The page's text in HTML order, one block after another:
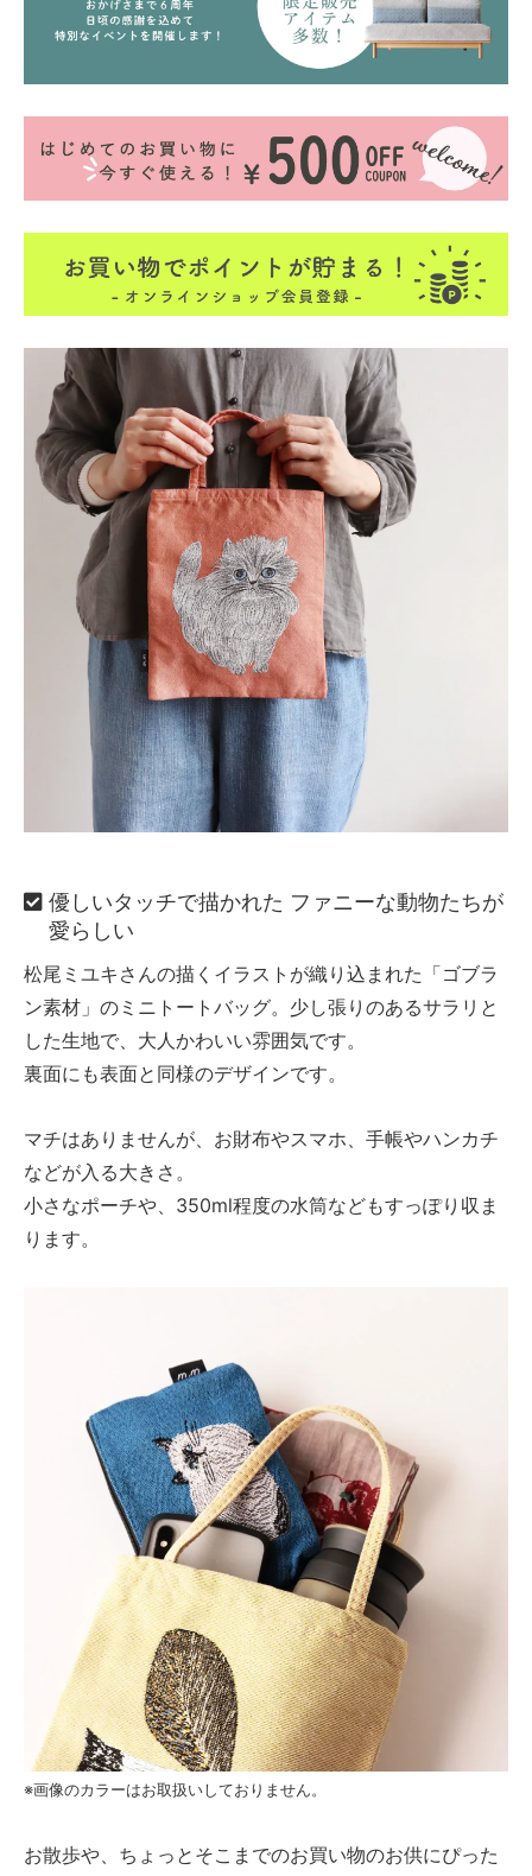
優しいタッチで描かれた ファニーな動物たちが
愛らしい
松尾ミユキさんの描くイラストが織り込まれた「ゴブラ
ン素材」のミニトートバッグ。少し張りのあるサラリと
した生地で、大人かわいい雰囲気です。
裏面にも表面と同様のデザインです。
マチはありませんが、お財布やスマホ、手帳やハンカチ
などが入る大きさ。
小さなポーチや、350ml程度の水筒などもすっぽり収ま
ります。
※画像のカラーはお取扱いしておりません。
お散歩や、ちょっとそこまでのお買い物のお供にぴった